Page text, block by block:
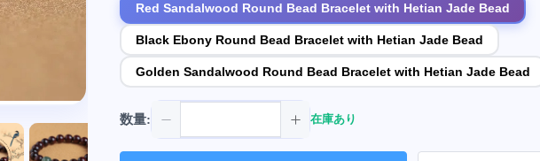
Red Sandalwood Round Bead Bracelet with Hetian Jade Bead
Black Ebony Round Bead Bracelet with Hetian Jade Bead
Golden Sandalwood Round Bead Bracelet with Hetian Jade Bead
数量: 在庫あり